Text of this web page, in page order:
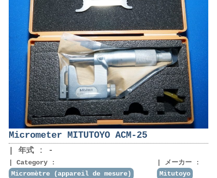
Micrometer MITUTOYO ACM-25
年式 : -
Category :
Micromètre (appareil de mesure)
メーカー :
Mitutoyo